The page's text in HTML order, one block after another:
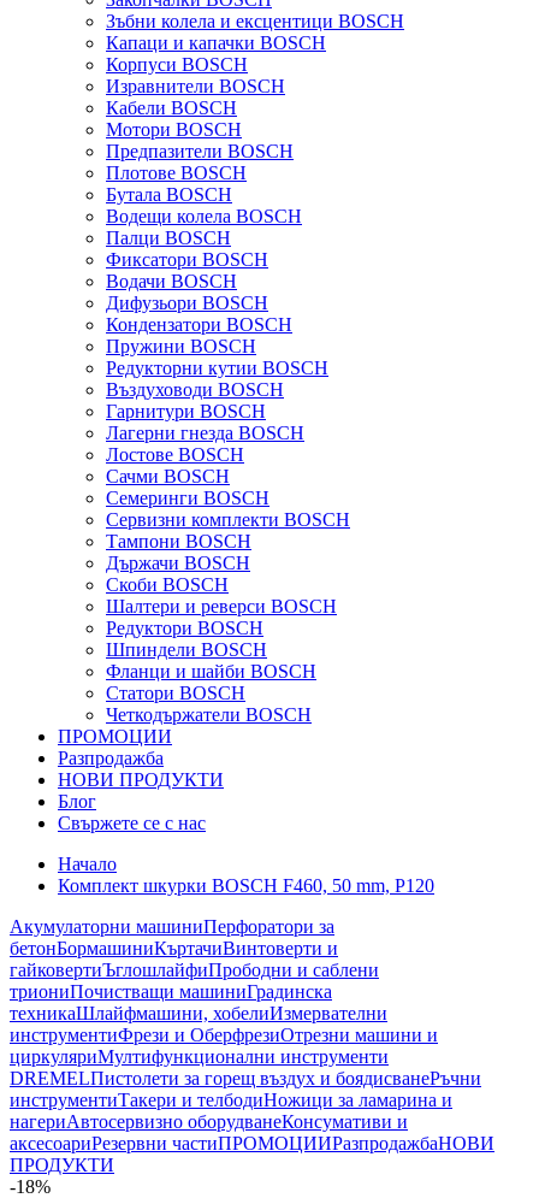
Зъбни колела и ексцентици BOSCH
Капаци и капачки BOSCH
Корпуси BOSCH
Изравнители BOSCH
Кабели BOSCH
Мотори BOSCH
Предпазители BOSCH
Плотове BOSCH
Бутала BOSCH
Водещи колела BOSCH
Палци BOSCH
Фиксатори BOSCH
Водачи BOSCH
Дифузьори BOSCH
Кондензатори BOSCH
Пружини BOSCH
Редукторни кутии BOSCH
Въздуховоди BOSCH
Гарнитури BOSCH
Лагерни гнезда BOSCH
Лостове BOSCH
Сачми BOSCH
Семеринги BOSCH
Сервизни комплекти BOSCH
Тампони BOSCH
Държачи BOSCH
Скоби BOSCH
Шалтери и реверси BOSCH
Редуктори BOSCH
Шпиндели BOSCH
Фланци и шайби BOSCH
Статори BOSCH
Четкодържатели BOSCH
ПРОМОЦИИ
Разпродажба
НОВИ ПРОДУКТИ
Блог
Свържете се с нас
Начало
Комплект шкурки BOSCH F460, 50 mm, P120
Акумулаторни машиниПерфоратори за
бетонБормашиниКъртачиВинтоверти и
гайковертиЪглошлайфиПрободни и саблени
триониПочистващи машиниГрадинска
техникаШлайфмашини, хобелиИзмервателни
инструментиФрези и ОберфрезиОтрезни машини и
циркуляриМултифункционални инструменти
DREMELПистолети за горещ въздух и боядисванеРъчни
инструментиТакери и телбодиНожици за ламарина и
нагериАвтосервизно оборудванеКонсумативи и
аксесоариРезервни частиПРОМОЦИИРазпродажбаНОВИ
ПРОДУКТИ
-18%